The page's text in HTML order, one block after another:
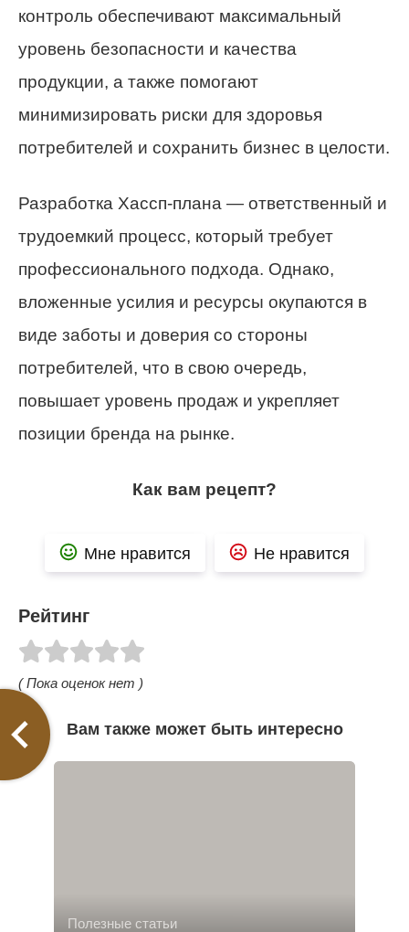
контроль обеспечивают максимальный
уровень безопасности и качества
продукции, а также помогают
минимизировать риски для здоровья
потребителей и сохранить бизнес в целости.
Разработка Хассп-плана — ответственный и
трудоемкий процесс, который требует
профессионального подхода. Однако,
вложенные усилия и ресурсы окупаются в
виде заботы и доверия со стороны
потребителей, что в свою очередь,
повышает уровень продаж и укрепляет
позиции бренда на рынке.
Как вам рецепт?
Мне нравится Не нравится
Рейтинг
( Пока оценок нет )
Вам также может быть интересно
Полезные статьи